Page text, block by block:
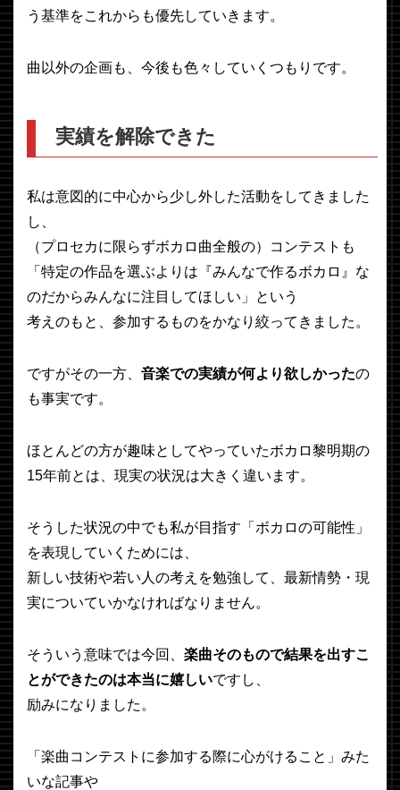
う基準をこれからも優先していきます。
曲以外の企画も、今後も色々していくつもりです。
実績を解除できた
私は意図的に中心から少し外した活動をしてきました
し、
（プロセカに限らずボカロ曲全般の）コンテストも
「特定の作品を選ぶよりは『みんなで作るボカロ』な
のだからみんなに注目してほしい」という
考えのもと、参加するものをかなり絞ってきました。
ですがその一方、 音楽での実績が何より欲しかったの
も事実です。
ほとんどの方が趣味としてやっていたボカロ黎明期の
15年前とは、現実の状況は大きく違います。
そうした状況の中でも私が目指す「ボカロの可能性」
を表現していくためには、
新しい技術や若い人の考えを勉強して、最新情勢・現
実についていかなければなりません。
そういう意味では今回、 楽曲そのもので結果を出すこ
とができたのは本当に嬉しいですし、
励みになりました。
「楽曲コンテストに参加する際に心がけること」みた
いな記事や